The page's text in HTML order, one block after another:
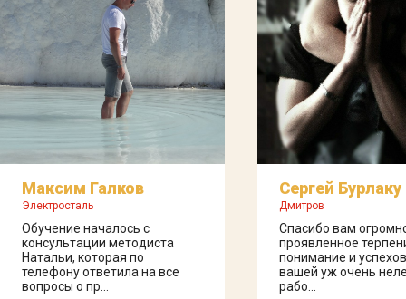
Максим Галков
Электросталь
Обучение началось с
консультации методиста
Натальи, которая по
телефону ответила на все
вопросы о пр...
Сергей Бурлаку
Дмитров
Спасибо вам
проявленное
понимание и
вашей уж очень
рабо...